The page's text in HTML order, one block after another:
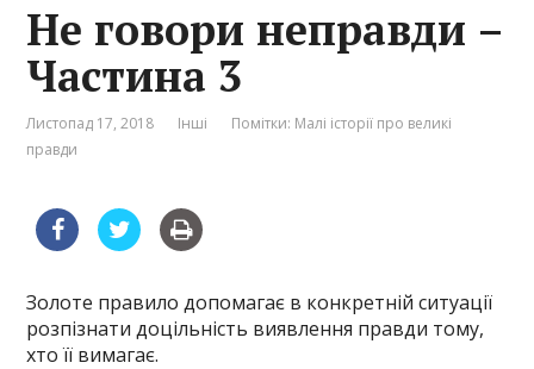
Не говори неправди –
Частина 3
Листопад 17, 2018 Інші Помітки: Малі історії про великі
правди
Золоте правило допомагає в конкретній ситуації
розпізнати доцільність виявлення правди тому,
хто її вимагає.